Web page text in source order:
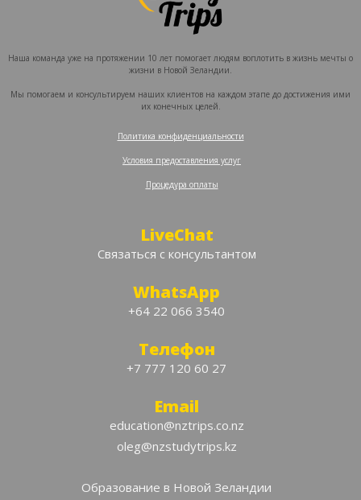
Наша команда уже на протяжении 10 лет помогает людям воплотить в жизнь мечты о
жизни в Новой Зеландии.
Мы помогаем и консультируем наших клиентов на каждом этапе до достижения ими
их конечных целей.
Политика конфиденциальности
Условия предоставления услуг
Процедура оплаты
LiveChat
Связаться с консультантом
WhatsApp
+64 22 066 3540
Телефон
+7 777 120 60 27
Email
education@nztrips.co.nz
oleg@nzstudytrips.kz
Образование в Новой Зеландии